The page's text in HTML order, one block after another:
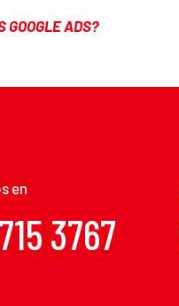
GOOGLE ADS?
en
3767